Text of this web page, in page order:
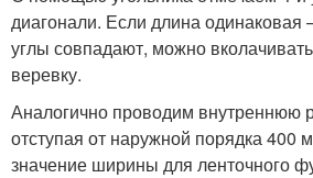
диагонали. Если длина одинаковая
углы совпадают, можно
веревку.
Аналогично проводим внутреннюю
отступая от наружной порядка 400
значение ширины для ленточного